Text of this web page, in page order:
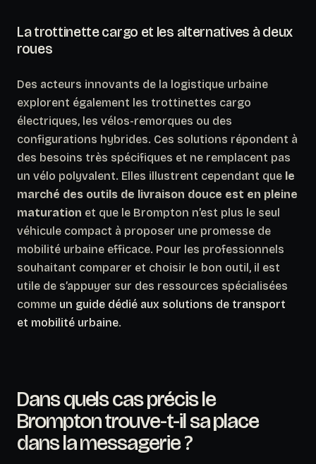
La trottinette cargo et les alternatives à deux
roues
Des acteurs innovants de la logistique urbaine
explorent également les trottinettes cargo
électriques, les vélos-remorques ou des
configurations hybrides. Ces solutions répondent à
des besoins très spécifiques et ne remplacent pas
un vélo polyvalent. Elles illustrent cependant que le
marché des outils de livraison douce est en pleine
maturation et que le Brompton n’est plus le seul
véhicule compact à proposer une promesse de
mobilité urbaine efficace. Pour les professionnels
souhaitant comparer et choisir le bon outil, il est
utile de s’appuyer sur des ressources spécialisées
comme un guide dédié aux solutions de transport
et mobilité urbaine.
Dans quels cas précis le
Brompton trouve-t-il sa place
dans la messagerie ?